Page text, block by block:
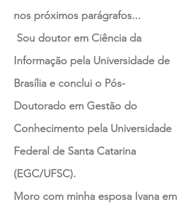
nos próximos parágrafos...
Sou doutor em Ciência da
Informação pela Universidade de
Brasília e conclui o Pós-
Doutorado em Gestão do
Conhecimento pela Universidade
Federal de Santa Catarina
(EGC/UFSC).
Moro com minha esposa Ivana em